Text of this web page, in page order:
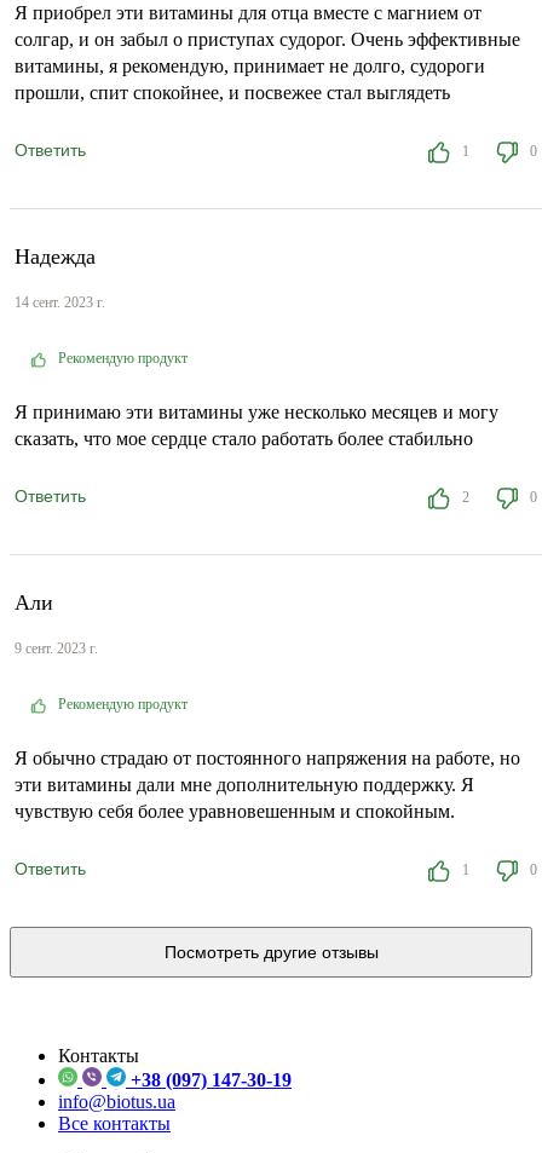
Я приобрел эти витамины для отца вместе с магнием от
солгар, и он забыл о приступах судорог. Очень эффективные
витамины, я рекомендую, принимает не долго, судороги
прошли, спит спокойнее, и посвежее стал выглядеть
Ответить 1 0
Надежда
14 сент. 2023 г.
Рекомендую продукт
Я принимаю эти витамины уже несколько месяцев и могу
сказать, что мое сердце стало работать более стабильно
Ответить 2 0
Али
9 сент. 2023 г.
Рекомендую продукт
Я обычно страдаю от постоянного напряжения на работе, но
эти витамины дали мне дополнительную поддержку. Я
чувствую себя более уравновешенным и спокойным.
Ответить 1 0
Посмотреть другие отзывы
Контакты
+38 (097) 147-30-19
info@biotus.ua
Все контакты